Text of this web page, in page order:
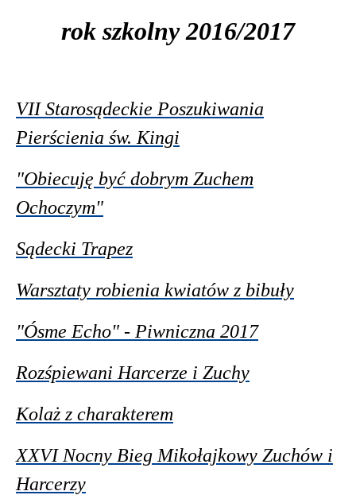
rok szkolny 2016/2017
VII Starosądeckie Poszukiwania
Pierścienia św. Kingi
"Obiecuję być dobrym Zuchem
Ochoczym"
Sądecki Trapez
Warsztaty robienia kwiatów z bibuły
"Ósme Echo" - Piwniczna 2017
Rozśpiewani Harcerze i Zuchy
Kolaż z charakterem
XXVI Nocny Bieg Mikołajkowy Zuchów i
Harcerzy